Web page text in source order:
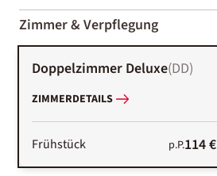
01-02
Zimmer & Verpflegung
Doppelzimmer Deluxe(DD)
ZIMMERDETAILS
Frühstück p.P.114 €